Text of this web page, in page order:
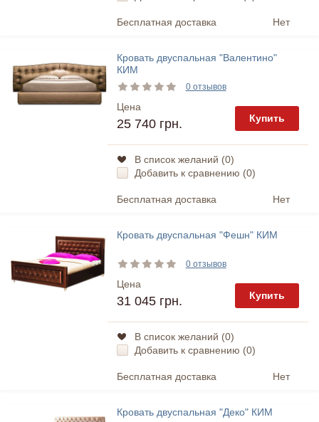
Бесплатная доставка Нет
Кровать двуспальная "Валентино"
КИМ
0 отзывов
Цена
25 740 грн. Купить
В список желаний (0)
Добавить к сравнению (0)
Бесплатная доставка Нет
Кровать двуспальная "Фешн" КИМ
0 отзывов
Цена
31 045 грн. Купить
В список желаний (0)
Добавить к сравнению (0)
Бесплатная доставка Нет
Кровать двуспальная "Деко" КИМ